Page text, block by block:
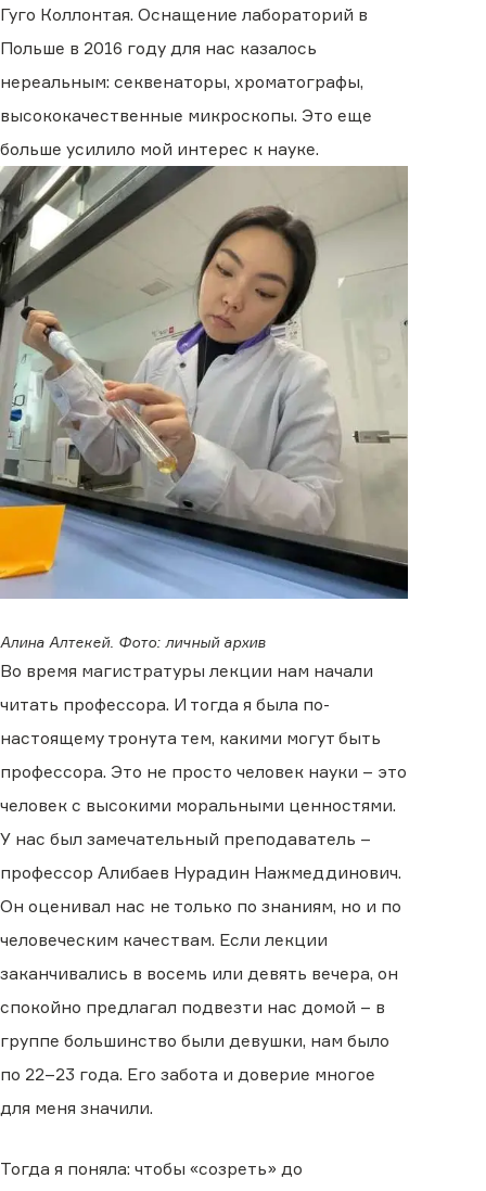
Гуго Коллонтая. Оснащение лабораторий в
Польше в 2016 году для нас казалось
нереальным: секвенаторы, хроматографы,
высококачественные микроскопы. Это еще
больше усилило мой интерес к науке.
Алина Алтекей. Фото: личный архив
Во время магистратуры лекции нам начали
читать профессора. И тогда я была по-
настоящему тронута тем, какими могут быть
профессора. Это не просто человек науки – это
человек с высокими моральными ценностями.
У нас был замечательный преподаватель –
профессор Алибаев Нурадин Нажмеддинович.
Он оценивал нас не только по знаниям, но и по
человеческим качествам. Если лекции
заканчивались в восемь или девять вечера, он
спокойно предлагал подвезти нас домой – в
группе большинство были девушки, нам было
по 22–23 года. Его забота и доверие многое
для меня значили.
Тогда я поняла: чтобы «созреть» до